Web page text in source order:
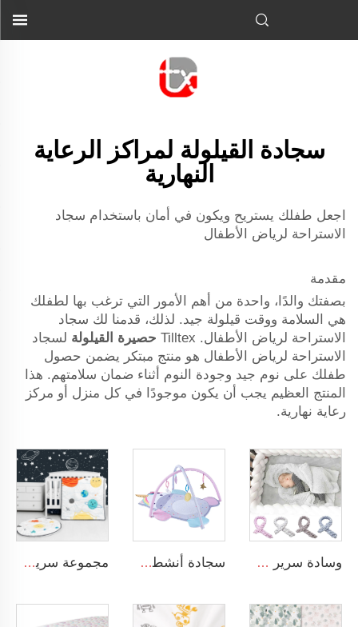
سجادة القيلولة لمراكز الرعاية
النهارية
اجعل طفلك يستريح ويكون في أمان باستخدام سجاد
الاستراحة لرياض الأطفال
مقدمة
بصفتك والدًا، واحدة من أهم الأمور التي ترغب بها لطفلك
هي السلامة ووقت قيلولة جيد. لذلك، قدمنا لك سجاد
الاستراحة لرياض الأطفال. Tilltex
حصيرة القيلولة لسجاد
الاستراحة لرياض الأطفال هو منتج مبتكر يضمن حصول
طفلك على نوم جيد وجودة النوم أثناء ضمان سلامتهم. هذا
المنتج العظيم يجب أن يكون موجودًا في كل منزل أو مركز
رعاية نهارية.
وسادة سرير مجديلة ومربوطة ناعمة ومريحة لطفل صغير يناسب عش النوم للمواليد الجدد سجادة أنشطة مع ألعاب حسية معلقة بتصميم حيوانات لتمارين البطن للأطفال مجموعة سرير مهد الرضع للفتيان بتصميم فضاء الكارتون مجموعة سرير مهد 3 قطع لمهد الطفل ديكور غرفة نوم الأطفال